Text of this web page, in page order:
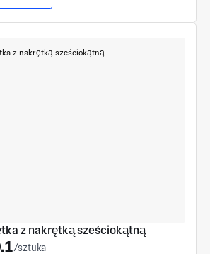
z nakrętką sześciokątną
/sztuka